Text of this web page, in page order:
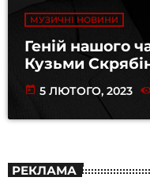
МУЗИЧНІ НОВИНИ
Геній нашого
Кузьми
today 5 ЛЮТОГО, 2023
РЕКЛАМА